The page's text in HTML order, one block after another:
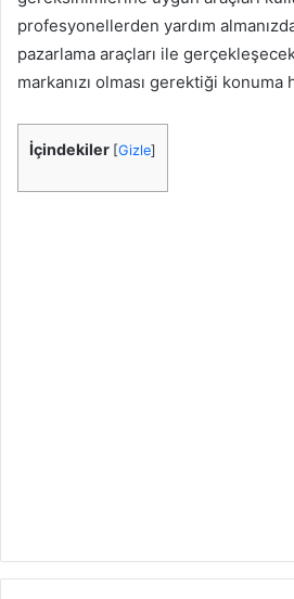
profesyonellerden yardım
pazarlama araçları ile
markanızı olması gerektiği konuma
İçindekiler [Gizle]